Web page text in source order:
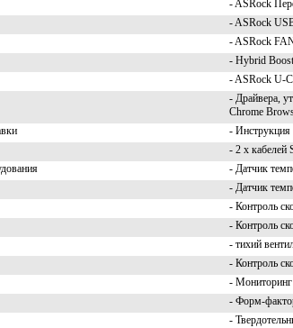
- ASRock
- ASRock
- ASRock
- Hybrid
- ASRock U-
- Драйвера,
Chrome
- Инструкция
- 2 x кабелей
- Датчик
- Датчик
- Контроль
- Контроль
- тихий
- Контроль
-
- Форм-
-